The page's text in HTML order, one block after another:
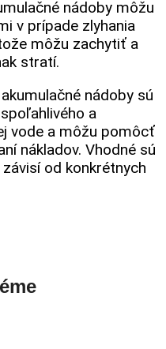
nádoby môžu
v prípade zlyhania
môžu zachytiť a
stratí.
nádoby sú
a
vode a môžu pomôcť
nákladov. Vhodné sú
od konkrétnych